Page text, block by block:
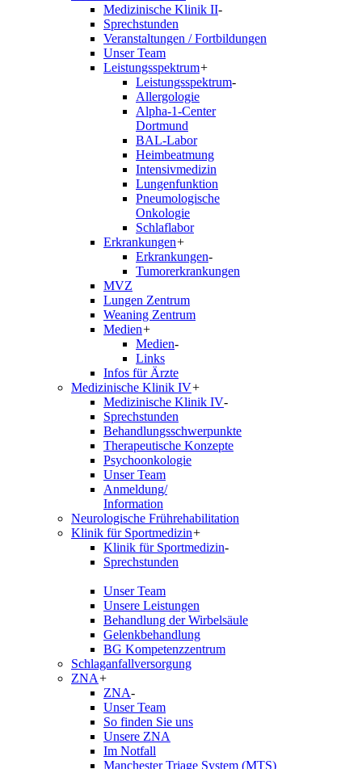
Medizinische Klinik II-
Sprechstunden
Veranstaltungen / Fortbildungen
Unser Team
Leistungsspektrum+
Leistungsspektrum-
Allergologie
Alpha-1-Center
Dortmund
BAL-Labor
Heimbeatmung
Intensivmedizin
Lungenfunktion
Pneumologische
Onkologie
Schlaflabor
Erkrankungen+
Erkrankungen-
Tumorerkrankungen
MVZ
Lungen Zentrum
Weaning Zentrum
Medien+
Medien-
Links
Infos für Ärzte
Medizinische Klinik IV+
Medizinische Klinik IV-
Sprechstunden
Behandlungsschwerpunkte
Therapeutische Konzepte
Psychoonkologie
Unser Team
Anmeldung/
Information
Neurologische Frührehabilitation
Klinik für Sportmedizin+
Klinik für Sportmedizin-
Sprechstunden
Unser Team
Unsere Leistungen
Behandlung der Wirbelsäule
Gelenkbehandlung
BG Kompetenzzentrum
Schlaganfallversorgung
ZNA+
ZNA-
Unser Team
So finden Sie uns
Unsere ZNA
Im Notfall
Manchester Triage System (MTS)